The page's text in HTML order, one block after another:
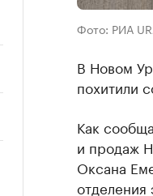
Фото: РИА
В Новом
похитили
Как
и продаж
Оксана